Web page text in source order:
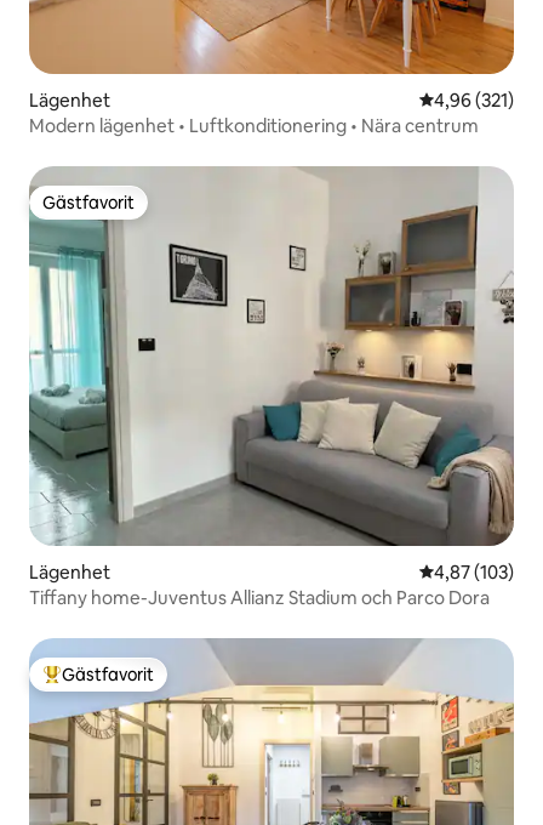
Lägenhet 4,96 av 5 i
4,96 (321)
Modern lägenhet • Luftkonditionering • Nära centrum
Gästfavorit
Gästfavorit
Lägenhet 4,87 av 5 i
4,87 (103)
Tiffany home-Juventus Allianz Stadium och Parco Dora
Populär gästfavorit
Gästfavorit